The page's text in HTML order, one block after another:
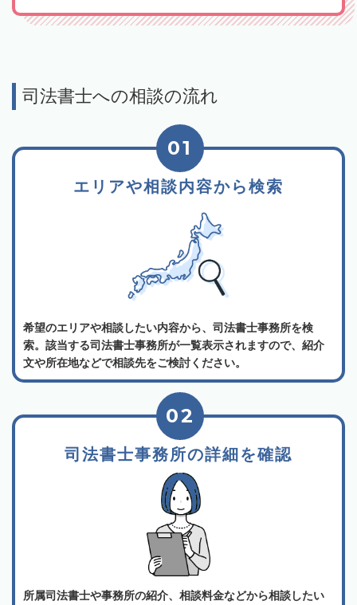
司法書士への相談の流れ
エリアや相談内容から検索
01
希望のエリアや相談したい内容から、司法書士事務所を検
索。該当する司法書士事務所が一覧表示されますので、紹介
文や所在地などで相談先をご検討ください。
司法書士事務所の詳細を確認
02
所属司法書士や事務所の紹介、相談料金などから相談したい